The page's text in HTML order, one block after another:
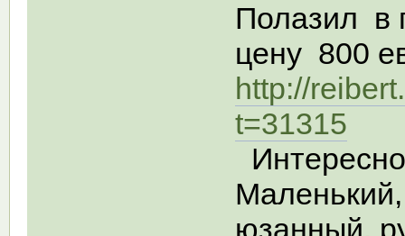
Полазил в
цену 800
http://
t=31315
Маленький,
юзанный,